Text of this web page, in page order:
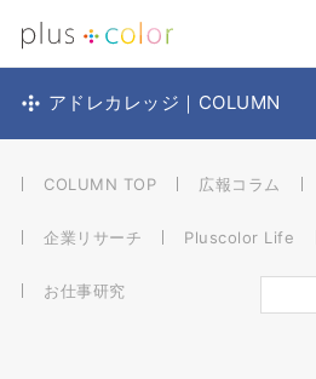
アドレカレッジ｜COLUMN
COLUMN TOP 広報コラム
企業リサーチ Pluscolor Life
お仕事研究